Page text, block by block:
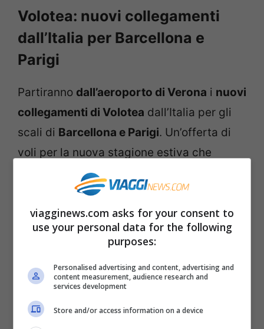
Volotea: nuovi collegamenti
dall’Italia per Barcellona e
Parigi
Partiranno dall’aeroporto di Verona i nuovi
collegamenti di Volotea dall’Italia per gli
scali di Barcellona e Parigi. Un’offerta di
voli per la nuova stagione estiva che
aumenta ancora. Lo ha annunciato nei
giorni scorsi la stessa compagnia aerea.
La rottada Verona a Parigiavrà4
frequenze a settimana, il lunedì,
mercoledì, venerdì e la domenica. Invece,
da Verona a Barcellona
alla settimana, il lunedì e venerdì.
viagginews.com asks for your consent to
use your personal data for the following
purposes:
Personalised advertising and content, advertising and
content measurement, audience research and
services development
Store and/or access information on a device